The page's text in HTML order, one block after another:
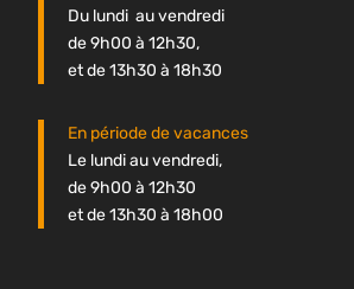
Du lundi au vendredi
de 9h00 à 12h30,
et de 13h30 à 18h30
En période de vacances
Le lundi au vendredi,
de 9h00 à 12h30
et de 13h30 à 18h00